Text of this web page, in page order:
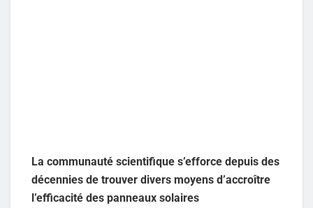
La communauté scientifique s’efforce depuis des
décennies de trouver divers moyens d’accroître
l’efficacité des panneaux solaires